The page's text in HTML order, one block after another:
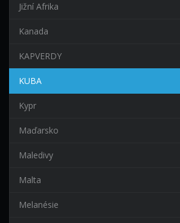
Jižní Afrika
Kanada
KAPVERDY
KUBA
Kypr
Maďarsko
Maledivy
Malta
Melanésie